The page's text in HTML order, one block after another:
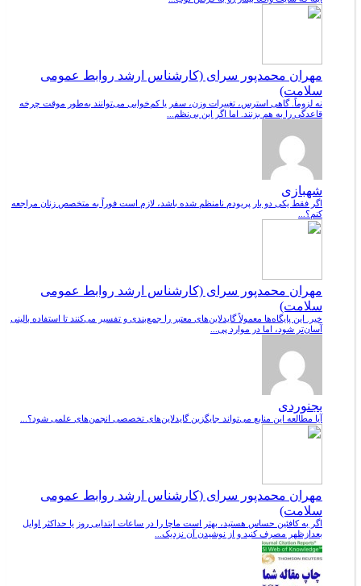
مهران محمدپور سرای (کارشناس ارشد روابط عمومی
سلامت)
نه لزوماً. گاهی استرس، تغییرات وزن، سفر یا کم‌خوابی می‌توانند به‌طور موقت چرخه
قاعدگی را به هم بزنند. اما اگر این بی‌نظم...
شهبازی
اگر فقط یکی دو بار پریودم نامنظم شده باشد، لازم است فوراً به متخصص زنان مراجعه
کنم؟...
مهران محمدپور سرای (کارشناس ارشد روابط عمومی
سلامت)
خیر. این پایگاه‌ها معمولاً گایدلاین‌های معتبر را جمع‌بندی و تفسیر می‌کنند تا استفاده بالینی
آسان‌تر شود، اما در موارد پی...
بجنوردی
آیا مطالعه این منابع می‌تواند جایگزین گایدلاین‌های تخصصی انجمن‌های علمی شود؟...
مهران محمدپور سرای (کارشناس ارشد روابط عمومی
سلامت)
اگر به کافئین حساس هستید، بهتر است ماچا را در ساعات ابتدایی روز یا حداکثر اوایل
بعدازظهر مصرف کنید و از نوشیدن آن نزدیک...